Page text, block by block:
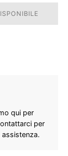
qui per
per